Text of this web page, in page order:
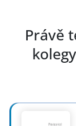
Právě